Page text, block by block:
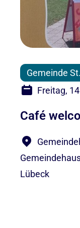
Gemeinde
Freitag,
Café
Lübeck